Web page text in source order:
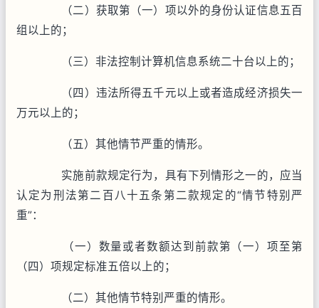
（二）获取第（一）项以外的身份认证信息五百
组以上的；
（三）非法控制计算机信息系统二十台以上的；
（四）违法所得五千元以上或者造成经济损失一
万元以上的；
（五）其他情节严重的情形。
实施前款规定行为，具有下列情形之一的，应当
认定为刑法第二百八十五条第二款规定的“情节特别严
重”：
（一）数量或者数额达到前款第（一）项至第
（四）项规定标准五倍以上的；
（二）其他情节特别严重的情形。